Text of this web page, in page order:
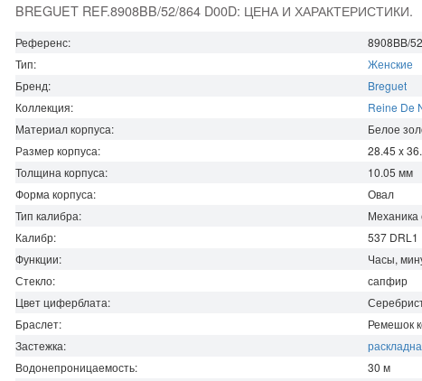
BREGUET REF.8908BB/52/864 D00D: ЦЕНА И ХАРАКТЕРИСТИКИ.
Референс:
8908BB/
Тип:
Женские
Бренд:
Breguet
Коллекция:
Reine De
Материал корпуса:
Белое
Размер корпуса:
28.45 x
Толщина корпуса:
10.05 мм
Форма корпуса:
Овал
Тип калибра:
Механика
Калибр:
537 DRL1
Функции:
Часы,
Стекло:
сапфир
Цвет циферблата:
Браслет:
Ремешок
Застежка:
Водонепроницаемость: 30 м